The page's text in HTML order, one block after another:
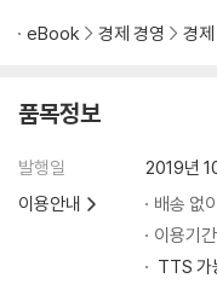
eBook 경제 경영 경제
품목정보
발행일
2019년
이용안내
배송 없
이용기
TTS 가